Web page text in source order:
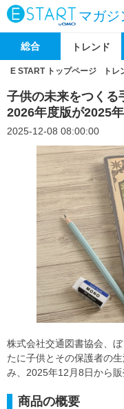
マガジ
総合 トレンド
E START トップページ トレ
子供の未来をつくる
2026年度版が2025
2025-12-08 08:00:00
株式会社交通図書協会、
たに子供とその保護者の
み、2025年12月8日から販
商品の概要